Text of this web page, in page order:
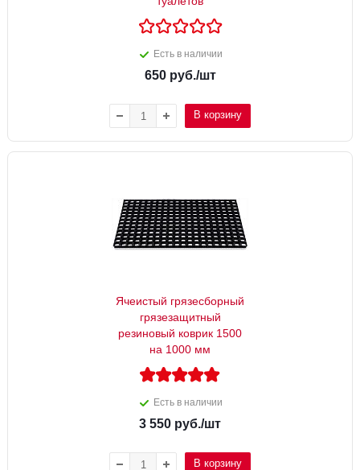
Есть в наличии
650руб./шт
В корзину
Ячеистый грязесборный
грязезащитный
резиновый коврик 1500
на 1000 мм
Есть в наличии
3 550 руб./шт
В корзину